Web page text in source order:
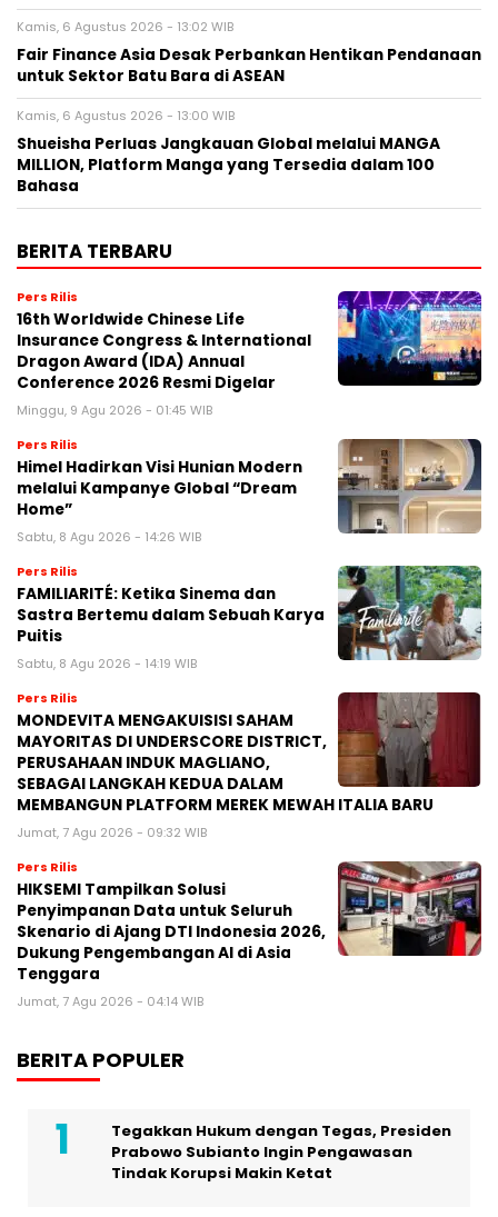
Kamis, 6 Agustus 2026 - 13:02 WIB
Fair Finance Asia Desak Perbankan Hentikan Pendanaan
untuk Sektor Batu Bara di ASEAN
Kamis, 6 Agustus 2026 - 13:00 WIB
Shueisha Perluas Jangkauan Global melalui MANGA
MILLION, Platform Manga yang Tersedia dalam 100
Bahasa
BERITA TERBARU
Pers Rilis
16th Worldwide Chinese Life
Insurance Congress & International
Dragon Award (IDA) Annual
Conference 2026 Resmi Digelar
Minggu, 9 Agu 2026 - 01:45 WIB
Pers Rilis
Himel Hadirkan Visi Hunian Modern
melalui Kampanye Global “Dream
Home”
Sabtu, 8 Agu 2026 - 14:26 WIB
Pers Rilis
FAMILIARITÉ: Ketika Sinema dan
Sastra Bertemu dalam Sebuah Karya
Puitis
Sabtu, 8 Agu 2026 - 14:19 WIB
Pers Rilis
MONDEVITA MENGAKUISISI SAHAM
MAYORITAS DI UNDERSCORE DISTRICT,
PERUSAHAAN INDUK MAGLIANO,
SEBAGAI LANGKAH KEDUA DALAM
MEMBANGUN PLATFORM MEREK MEWAH ITALIA BARU
Jumat, 7 Agu 2026 - 09:32 WIB
Pers Rilis
HIKSEMI Tampilkan Solusi
Penyimpanan Data untuk Seluruh
Skenario di Ajang DTI Indonesia 2026,
Dukung Pengembangan AI di Asia
Tenggara
Jumat, 7 Agu 2026 - 04:14 WIB
BERITA POPULER
Tegakkan Hukum dengan Tegas, Presiden
Prabowo Subianto Ingin Pengawasan
Tindak Korupsi Makin Ketat